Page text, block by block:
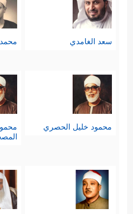
سعد الغامدي
محمود خليل الحصري